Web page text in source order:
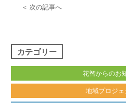
＜ 次の記事へ
カテゴリー
花智からのお
地域プロジェ